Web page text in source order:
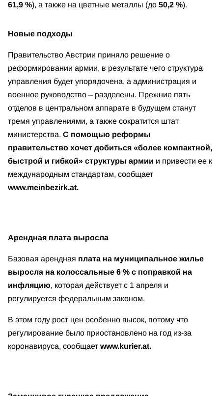
61,9 %), а также на цветные металлы (до 50,2 %).
Новые подходы
Правительство Австрии приняло решение о
реформировании армии, в результате чего структура
управления будет упорядочена, а администрация и
военное руководство – разделены. Прежние пять
отделов в центральном аппарате в будущем станут
тремя управлениями, а также сократится штат
министерства. С помощью реформы
правительство хочет добиться «более компактной,
быстрой и гибкой» структуры армии и привести ее к
международным стандартам, сообщает
www.meinbezirk.at.
Арендная плата выросла
Базовая арендная плата на муниципальное жилье
выросла на колоссальные 6 % с поправкой на
инфляцию, которая действует с 1 апреля и
регулируется федеральным законом.
В этом году рост цен особенно высок, потому что
регулирование было приостановлено на год из-за
коронавируса, сообщает www.kurier.at.